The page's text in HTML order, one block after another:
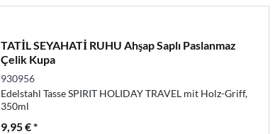
TATİL SEYAHATİ RUHU Ahşap Saplı Paslanmaz
Çelik Kupa
930956
Edelstahl Tasse SPIRIT HOLIDAY TRAVEL mit Holz-Griff,
350ml
9,95 € *